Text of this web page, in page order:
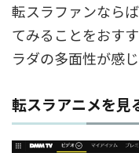
転スラファンなら
てみることをおす
ラダの多面性が感
転スラアニメを見